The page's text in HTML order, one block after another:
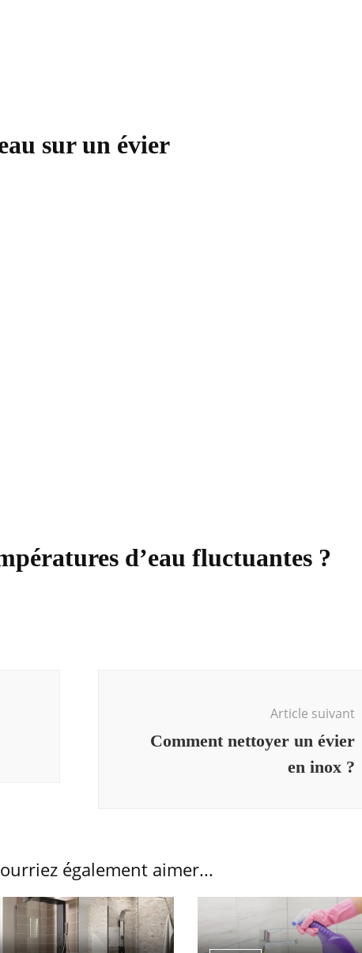
sur un évier
d’eau fluctuantes ?
Article suivant
Comment nettoyer un évier
en inox ?
également aimer...